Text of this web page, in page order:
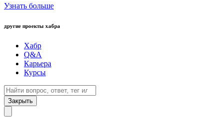
Узнать больше
другие проекты хабра
Хабр
Q&A
Карьера
Курсы
Закрыть